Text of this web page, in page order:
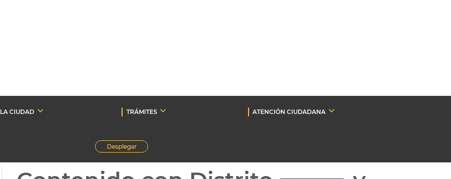
LA CIUDAD TRÁMITES
ATENCIÓN CIUDADANA
Desplegar